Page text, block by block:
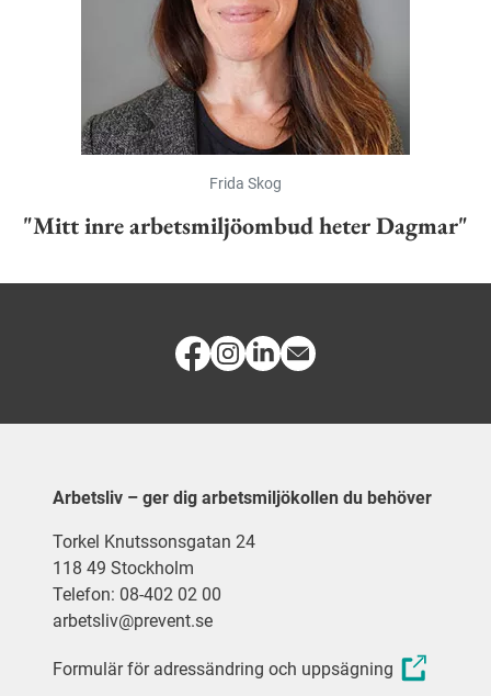
Frida Skog
"Mitt inre arbetsmiljöombud heter Dagmar"
Arbetsliv – ger dig arbetsmiljökollen du behöver
Torkel Knutssonsgatan 24
118 49 Stockholm
Telefon: 08-402 02 00
arbetsliv@prevent.se
Formulär för adressändring och uppsägning